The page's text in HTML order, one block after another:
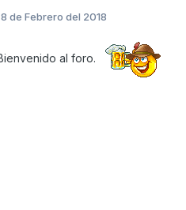
8 de Febrero del 2018
al foro.